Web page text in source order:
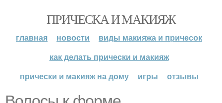
ПРИЧЕСКА И МАКИЯЖ
главная новости
виды макияжа и причесок
как делать прически и макияж
прически и макияж на дому
игры отзывы